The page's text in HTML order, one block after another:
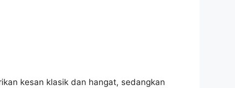
kesan klasik dan hangat, sedangkan